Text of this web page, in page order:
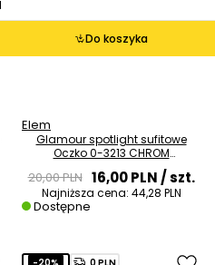
Do koszyka
Elem
Glamour spotlight sufitowe
Oczko 0-3213 CHROM
20,00 PLN 16,00 PLN/ szt.
Najniższa cena: 44,28 PLN
Dostępne